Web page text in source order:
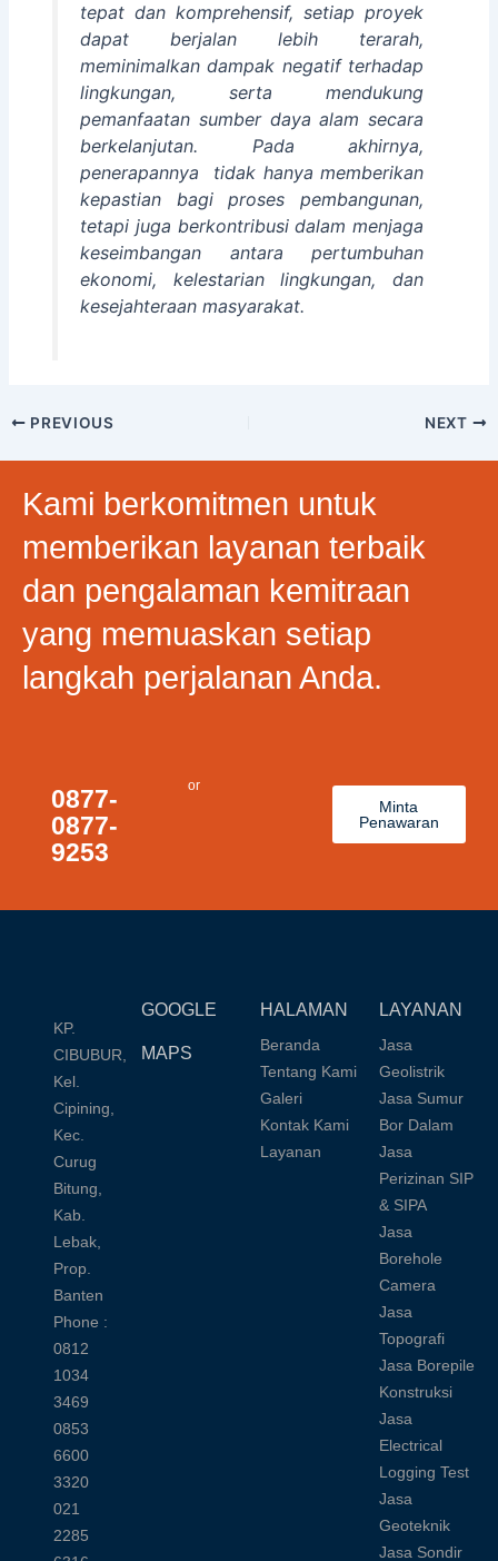
tepat dan komprehensif, setiap proyek
dapat berjalan lebih terarah,
meminimalkan dampak negatif terhadap
lingkungan, serta mendukung
pemanfaatan sumber daya alam secara
berkelanjutan. Pada akhirnya,
penerapannya tidak hanya memberikan
kepastian bagi proses pembangunan,
tetapi juga berkontribusi dalam menjaga
keseimbangan antara pertumbuhan
ekonomi, kelestarian lingkungan, dan
kesejahteraan masyarakat.
PREVIOUS NEXT
Kami berkomitmen untuk
memberikan layanan terbaik
dan pengalaman kemitraan
yang memuaskan setiap
langkah perjalanan Anda.
0877-
0877-
9253
or
Minta
Penawaran
KP.
CIBUBUR,
Kel.
Cipining,
Kec.
Curug
Bitung,
Kab.
Lebak,
Prop.
Banten
Phone :
0812
1034
3469
0853
6600
3320
021
2285
GOOGLE
MAPS
HALAMAN
Beranda
Tentang Kami
Galeri
Kontak Kami
Layanan
LAYANAN
Jasa
Geolistrik
Jasa Sumur
Bor Dalam
Jasa
Perizinan SIP
& SIPA
Jasa
Borehole
Camera
Jasa
Topografi
Jasa Borepile
Konstruksi
Jasa
Electrical
Logging Test
Jasa
Geoteknik
Jasa Sondir